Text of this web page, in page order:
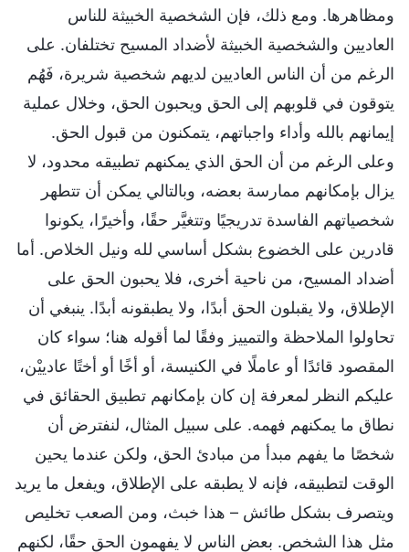
ومظاهرها. ومع ذلك، فإن الشخصية الخبيثة للناس
العاديين والشخصية الخبيثة لأضداد المسيح تختلفان. على
الرغم من أن الناس العاديين لديهم شخصية شريرة، فَهُم
يتوقون في قلوبهم إلى الحق ويحبون الحق، وخلال عملية
إيمانهم بالله وأداء واجباتهم، يتمكنون من قبول الحق.
وعلى الرغم من أن الحق الذي يمكنهم تطبيقه محدود، لا
يزال بإمكانهم ممارسة بعضه، وبالتالي يمكن أن تتطهر
شخصياتهم الفاسدة تدريجيًا وتتغيَّر حقًا، وأخيرًا، يكونوا
قادرين على الخضوع بشكل أساسي لله ونيل الخلاص. أما
أضداد المسيح، من ناحية أخرى، فلا يحبون الحق على
الإطلاق، ولا يقبلون الحق أبدًا، ولا يطبقونه أبدًا. ينبغي أن
تحاولوا الملاحظة والتمييز وفقًا لما أقوله هنا؛ سواء كان
المقصود قائدًا أو عاملًا في الكنيسة، أو أخًا أو أختًا عادييْن،
عليكم النظر لمعرفة إن كان بإمكانهم تطبيق الحقائق في
نطاق ما يمكنهم فهمه. على سبيل المثال، لنفترض أن
شخصًا ما يفهم مبدأ من مبادئ الحق، ولكن عندما يحين
الوقت لتطبيقه، فإنه لا يطبقه على الإطلاق، ويفعل ما يريد
ويتصرف بشكل طائش – هذا خبث، ومن الصعب تخليص
مثل هذا الشخص. بعض الناس لا يفهمون الحق حقًا، لكنهم